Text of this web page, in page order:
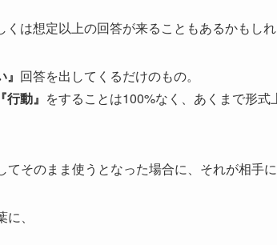
は想定以上の回答が来ることもあるかもしれ
回答を出してくるだけのもの。
『行動』 をすることは100%なく、あくまで形
てそのまま使うとなった場合に、それが相手
、